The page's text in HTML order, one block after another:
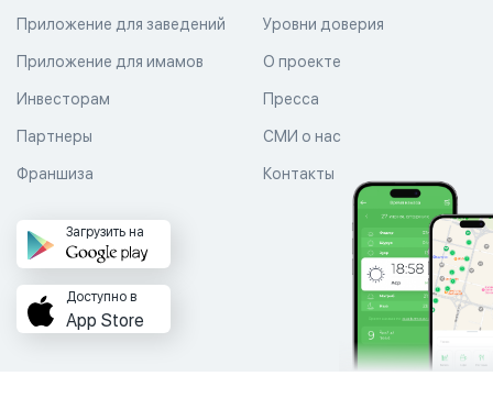
Уровни доверия
Приложение для заведений
Приложение для имамов О проекте
Пресса
СМИ о нас
Контакты
Инвесторам
Партнеры
Франшиза
Загрузить на
Доступно в
App Store